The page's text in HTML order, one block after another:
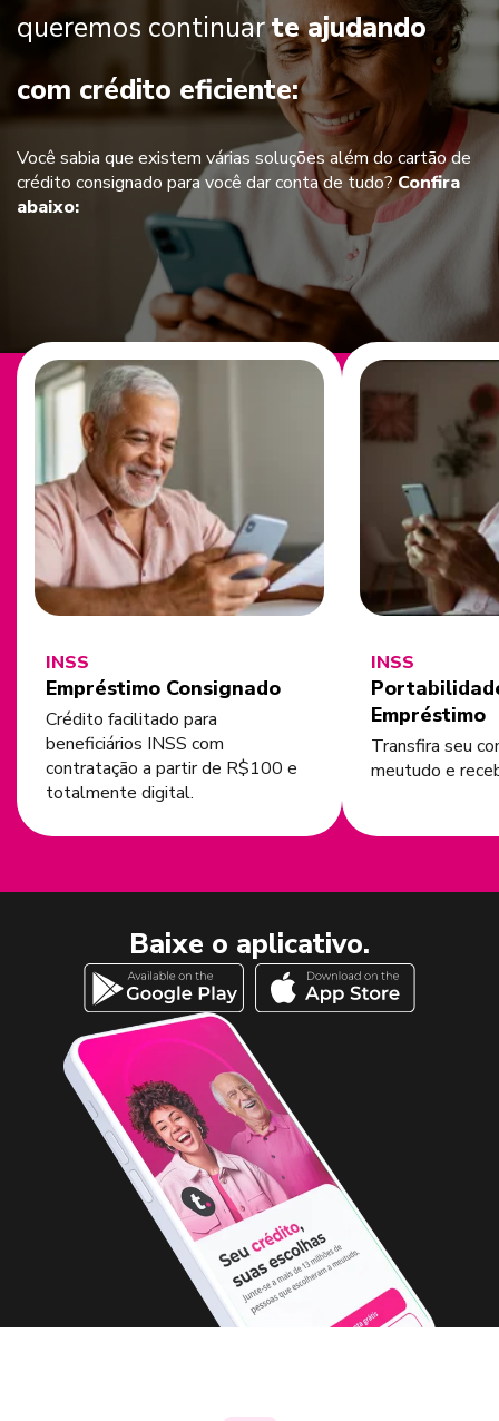
queremos continuarte ajudando
com crédito eficiente:
Você sabia que existem várias soluções além do cartão de
crédito consignado para você dar conta de tudo?Confira
abaixo:
INSS
Empréstimo Consignado
Crédito facilitado para
beneficiários INSS com
contratação a partir de R$100 e
totalmente digital.
INSS
Empréstimo
Transfira seu
meutudo e
Baixe o aplicativo.